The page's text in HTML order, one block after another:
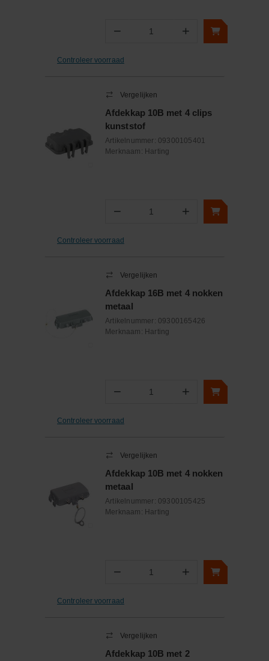
− Aantal +
Controleer voorraad
Vergelijken
Afdekkap 10B met 4 clips
kunststof
Artikelnummer: 09300105401
Merknaam: Harting
− Aantal +
Controleer voorraad
Vergelijken
Afdekkap 16B met 4 nokken
metaal
Artikelnummer: 09300165426
Merknaam: Harting
− Aantal +
Controleer voorraad
Vergelijken
Afdekkap 10B met 4 nokken
metaal
Artikelnummer: 09300105425
Merknaam: Harting
− Aantal +
Controleer voorraad
Vergelijken
Afdekkap 10B met 2